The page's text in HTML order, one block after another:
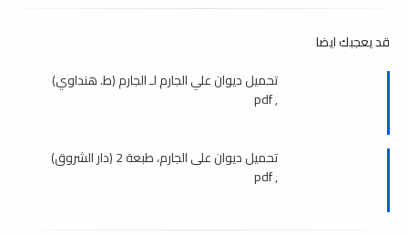
قد يعجبك ايضا
تحميل ديوان علي الجارم لـ الجارم (ط. هنداوي)
, pdf
تحميل ديوان على الجارم، طبعة 2 (دار الشروق)
, pdf